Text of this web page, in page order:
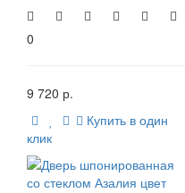
0
9 720 р.
Купить в один
клик